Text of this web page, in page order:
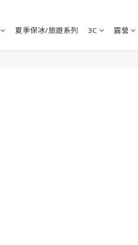
夏季保冰/旅遊系列 3C 露營